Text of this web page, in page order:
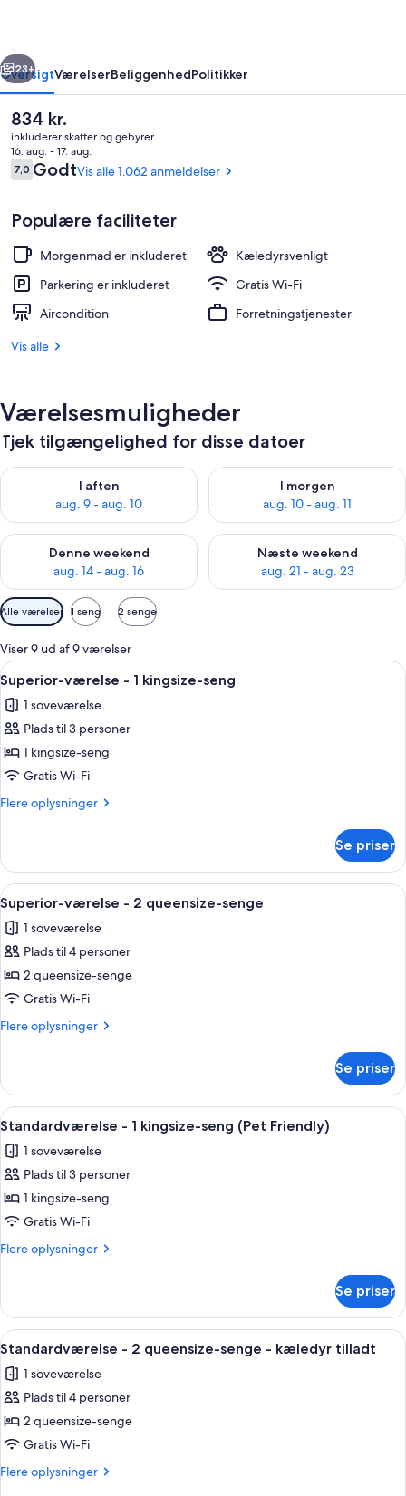
Udendørsområde
Næste
23+
OversigtVærelserBeliggenhedPolitikker
Den
nuværende
pris
er
834 kr.
834 kr.
inkluderer skatter og gebyrer
16. aug. - 17. aug.
Anmeldelser
7,07,0 ud af 10.
GodtVis alle 1.062 anmeldelser
Populære faciliteter
Morgenmad er inkluderet
Kæledyrsvenligt
Parkering er inkluderet
Gratis Wi-Fi
Aircondition
Forretningstjenester
Vis alle
Værelsesmuligheder
Tjek tilgængelighed for disse datoer
I aften
aug. 9 - aug. 10
Tjek tilgængelighed for i aften aug. 9 - aug. 10
I morgen
aug. 10 - aug. 11
Tjek tilgængelighed for i
Denne weekend
aug. 14 - aug. 16
Tjek tilgængelighed for denne weekend aug. 14 - aug. 16
Næste weekend
aug. 21 - aug. 23
Tjek tilgængelighed for næste
Tilgængelige
filtre
for
værelser
Alle værelser 1 seng 2 senge
Viser 9 ud af 9 værelser
Indlæs
alle
billeder
af
Superior-
værelse
-
seng
Et hotelværelse med seng, sofa,
7
Superior-værelse - 1 kingsize-seng
1 soveværelse
Plads til 3 personer
1 kingsize-seng
Gratis Wi-Fi
Flere oplysninger
Flere
værelse
1
kingsize-
seng
Se priser
Indlæs
alle
billeder
af
Superior-
værelse
-
senge
Et hotelværelse med to senge, et
6
Superior-værelse - 2 queensize-senge
1 soveværelse
Plads til 4 personer
2 queensize-senge
Gratis Wi-Fi
Flere oplysninger
Flere
værelse
2
senge
Se priser
Indlæs
alle
billeder
af
Standardværelse
-
1
kingsize-
(Pet
Friendly)
Et hotelværelse med seng, sofa,
4
Standardværelse - 1 kingsize-seng (Pet Friendly)
1 soveværelse
Plads til 3 personer
1 kingsize-seng
Gratis Wi-Fi
Flere oplysninger
Flere
-
kingsize-
(Pet
Friendly)
Se priser
Indlæs
alle
billeder
af
Standardværelse
-
2
queensize-
Strygejern/strygebræt, gratis Wi-Fi,
4
Standardværelse - 2 queensize-senge - kæledyr tilladt
1 soveværelse
Plads til 4 personer
2 queensize-senge
Gratis Wi-Fi
Flere oplysninger
Flere